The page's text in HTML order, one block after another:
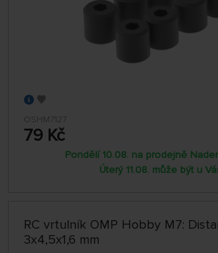
OSHM7127
79 Kč
Pondělí 10.08. na prodejně
Úterý 11.08. může být u
RC vrtulník OMP Hobby M7:
3x4,5x1,6 mm